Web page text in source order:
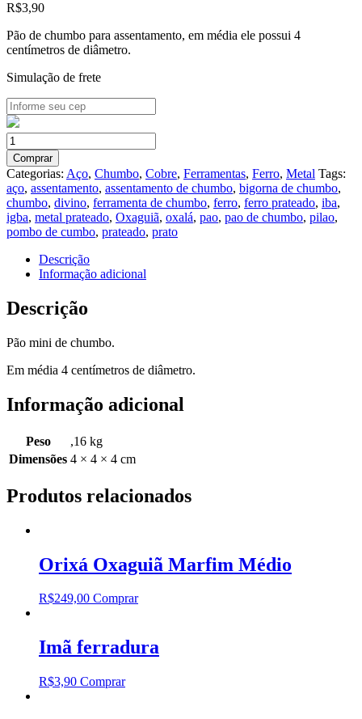
R$3,90
Pão de chumbo para assentamento, em média ele possui 4
centímetros de diâmetro.
Simulação de frete
Pão
de
chumbo
quantidade
Comprar
Categorias: Aço, Chumbo, Cobre, Ferramentas, Ferro, Metal Tags:
aço, assentamento, assentamento de chumbo, bigorna de chumbo,
chumbo, divino, ferramenta de chumbo, ferro, ferro prateado, iba,
igba, metal prateado, Oxaguiã, oxalá, pao, pao de chumbo, pilao,
pombo de cumbo, prateado, prato
Descrição
Informação adicional
Descrição
Pão mini de chumbo.
Em média 4 centímetros de diâmetro.
Informação adicional
Peso
,16 kg
Dimensões 4 × 4 × 4 cm
Produtos relacionados
Orixá Oxaguiã Marfim Médio
R$249,00 Comprar
Imã ferradura
R$3,90 Comprar